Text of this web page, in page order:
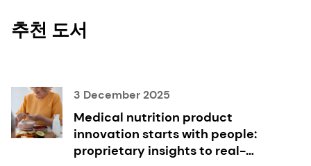
추천 도서
3 December 2025
Medical nutrition product
innovation starts with people:
proprietary insights to real-